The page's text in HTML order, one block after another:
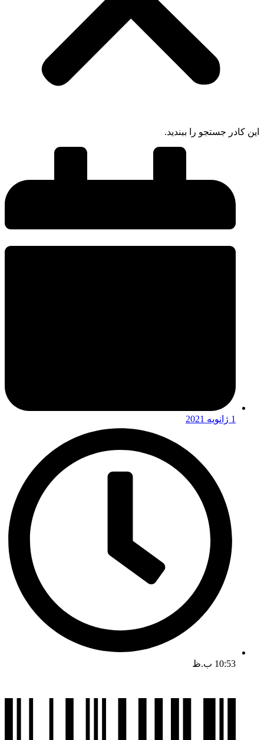
این کادر جستجو را ببندید.
1 ژانویه 2021
10:53 ب.ظ